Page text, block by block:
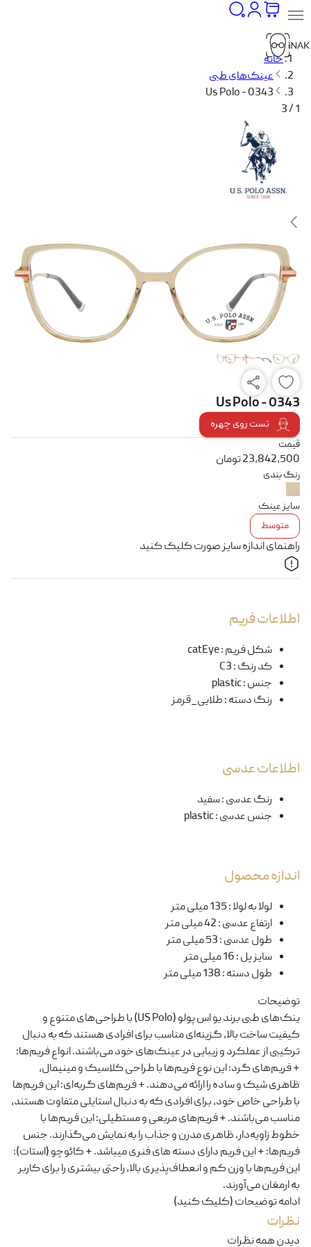
خانه
عینک‌های طبی
Us Polo - 0343
1 / 3
Us Polo - 0343
تست روی چهره
قیمت
23,842,500تومان
رنگ بندی
سایز عینک
متوسط
راهنمای اندازه سایز صورت کلیک کنید
اطلاعات فریم
شکل فریم:
catEye
کد رنگ:
C3
جنس:
plastic
رنگ دسته:طلایی_قرمز
اطلاعات عدسی
رنگ عدسی:سفید
جنس عدسی:
plastic
اندازه محصول
لولا به لولا:135 میلی متر
ارتفاع عدسی:42 میلی متر
طول عدسی:53 میلی متر
سایز پل:16 میلی متر
طول دسته:138 میلی متر
توضیحات
ینک‌های طبی برند یو اس پولو (US Polo) با طراحی‌های متنوع و
کیفیت ساخت بالا، گزینه‌ای مناسب برای افرادی هستند که به دنبال
ترکیبی از عملکرد و زیبایی در عینک‌های خود می‌باشند. انواع فریم‌ها:
+ فریم‌های گرد: این نوع فریم‌ها با طراحی کلاسیک و مینیمال،
ظاهری شیک و ساده را ارائه می‌دهند. + فریم‌های گربه‌ای: این فریم‌ها
با طراحی خاص خود، برای افرادی که به دنبال استایلی متفاوت هستند،
مناسب می‌باشند. + فریم‌های مربعی و مستطیلی: این فریم‌ها با
خطوط زاویه‌دار، ظاهری مدرن و جذاب را به نمایش می‌گذارند. جنس
فریم‌ها: + این فریم دارای دسته های فنری میباشد. + کائوچو (استات):
این فریم‌ها با وزن کم و انعطاف‌پذیری بالا، راحتی بیشتری را برای کاربر
به ارمغان می‌آورند.
ادامه توضیحات (کلیک کنید)
نظرات
دیدن همه نظرات